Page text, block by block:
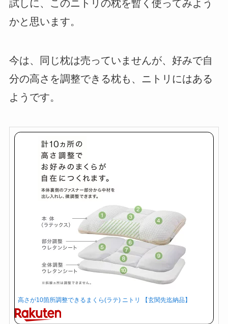
試しに、このニトリの枕を暫く使ってみよう
かと思います。
今は、同じ枕は売っていませんが、好みで自
分の高さを調整できる枕も、ニトリにはある
ようです。
高さが10箇所調整できるまくら(ラテ) ニトリ 【玄関先迄納品】